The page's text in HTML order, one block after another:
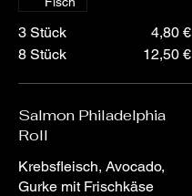
3 Stück
4,80 €
8 Stück
12,50 €
Salmon Philadelphia
Roll
Krebsfleisch, Avocado,
Gurke mit Frischkäse